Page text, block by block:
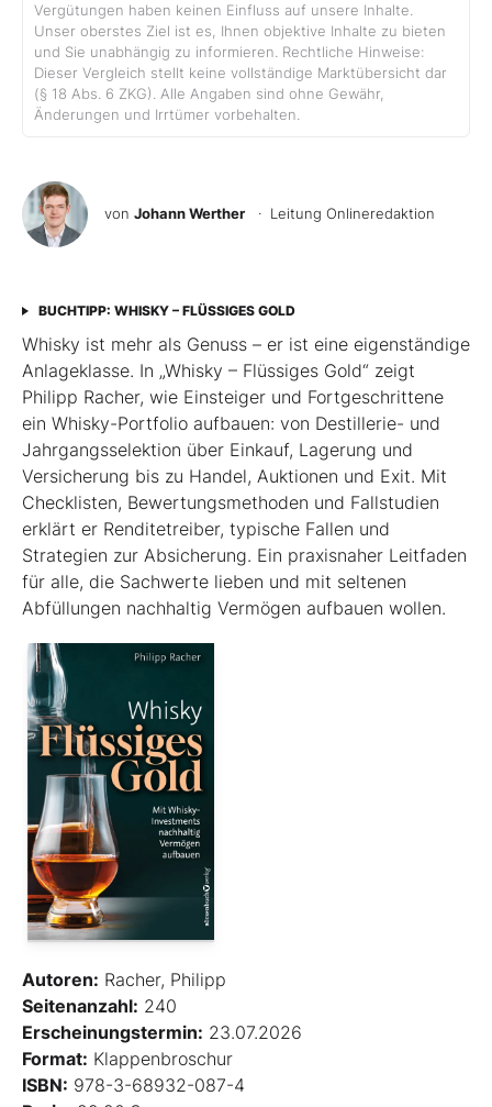
Vergütungen haben keinen Einfluss auf unsere Inhalte.
Unser oberstes Ziel ist es, Ihnen objektive Inhalte zu bieten
und Sie unabhängig zu informieren. Rechtliche Hinweise:
Dieser Vergleich stellt keine vollständige Marktübersicht dar
(§ 18 Abs. 6 ZKG). Alle Angaben sind ohne Gewähr,
Änderungen und Irrtümer vorbehalten.
von Johann Werther · Leitung Onlineredaktion
BUCHTIPP: WHISKY – FLÜSSIGES GOLD
Whisky ist mehr als Genuss – er ist eine eigenständige
Anlageklasse. In „Whisky – Flüssiges Gold“ zeigt
Philipp Racher, wie Einsteiger und Fortgeschrittene
ein Whisky-Portfolio aufbauen: von Destillerie- und
Jahrgangsselektion über Einkauf, Lagerung und
Versicherung bis zu Handel, Auktionen und Exit. Mit
Checklisten, Bewertungsmethoden und Fallstudien
erklärt er Renditetreiber, typische Fallen und
Strategien zur Absicherung. Ein praxisnaher Leitfaden
für alle, die Sachwerte lieben und mit seltenen
Abfüllungen nachhaltig Vermögen aufbauen wollen.
Autoren: Racher, Philipp
Seitenanzahl: 240
Erscheinungstermin: 23.07.2026
Format: Klappenbroschur
ISBN: 978-3-68932-087-4